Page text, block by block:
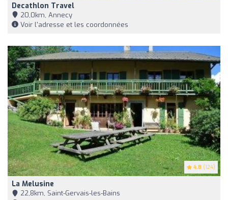
Decathlon Travel
20,0km, Annecy
Voir l'adresse et les coordonnées
4.8 (124)
La Melusine
22,8km, Saint-Gervais-les-Bains